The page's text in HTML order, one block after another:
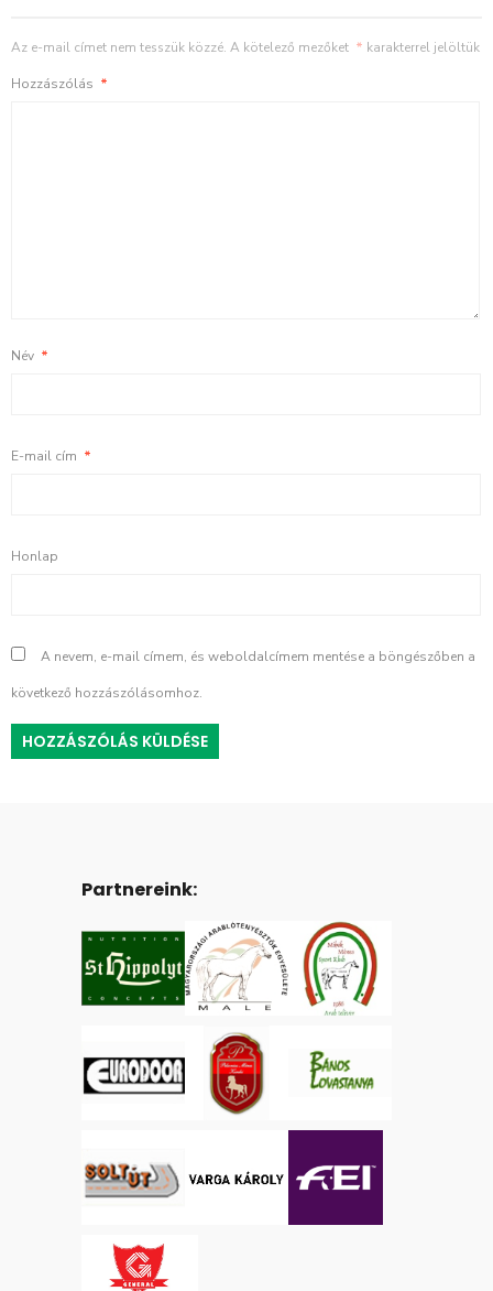
Az e-mail címet nem tesszük közzé. A kötelező mezőket * karakterrel jelöltük
Hozzászólás *
Név *
E-mail cím *
Honlap
A nevem, e-mail címem, és weboldalcímem mentése a böngészőben a
következő hozzászólásomhoz.
Partnereink: